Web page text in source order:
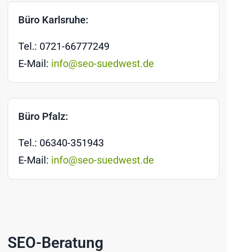
Büro Karlsruhe:
Tel.: 0721-66777249
E-Mail: info@seo-suedwest.de
Büro Pfalz:
Tel.: 06340-351943
E-Mail: info@seo-suedwest.de
SEO-Beratung